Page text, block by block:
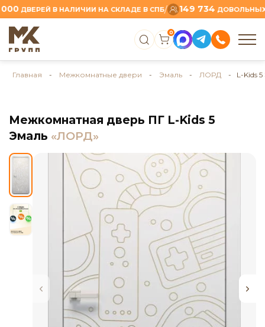
ДВЕРЕЙ В НАЛИЧИИ НА СКЛАДЕ В СПБ/ 149 734 ДОВОЛЬНЫХ
0
Главная - Межкомнатные двери - Эмаль - ЛОРД - L-Kids 5
Межкомнатная дверь ПГ L-Kids 5
Эмаль «ЛОРД»